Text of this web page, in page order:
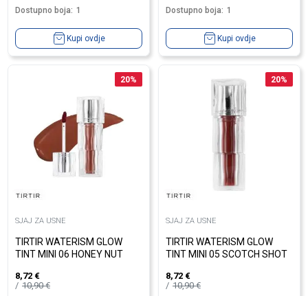
Dostupno boja: 1
Kupi ovdje
Dostupno boja: 1
Kupi ovdje
20%
SJAJ ZA USNE
TIRTIR WATERISM GLOW
TINT MINI 06 HONEY NUT
8,72 €
10,90€
20%
SJAJ ZA USNE
TIRTIR WATERISM GLOW
TINT MINI 05 SCOTCH SHOT
8,72 €
10,90€